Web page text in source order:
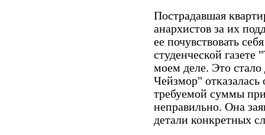
Пострадавшая
анархистов за их
ее почувствовать
студенческой
моем деле. Это
Чейзмор" отказалась
требуемой суммы
неправильно. Она
детали конкретных